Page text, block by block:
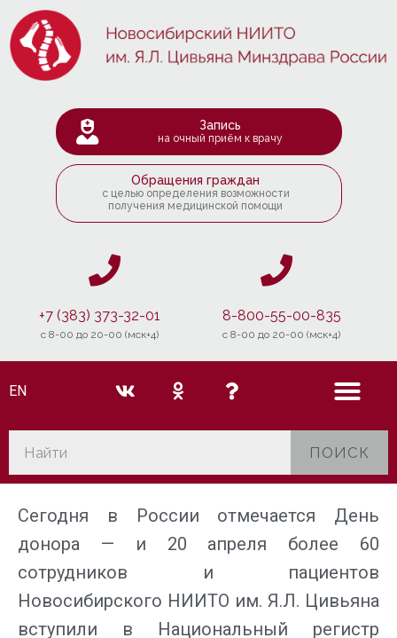
Запись
на очный приём к врачу
Обращения граждан
с целью определения возможности
получения медицинской помощи
+7 (383) 373-32-01
c 8-00 до 20-00 (мск+4)
8-800-55-00-835
c 8-00 до 20-00 (мск+4)
EN
ПОИСК
Сегодня в России отмечается День
донора — и 20 апреля более 60
сотрудников и пациентов
Новосибирского НИИТО им. Я.Л. Цивьяна
вступили в Национальный регистр